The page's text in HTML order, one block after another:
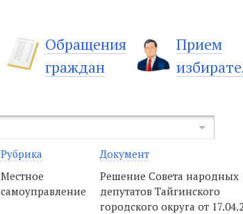
Обращения
граждан
Прием
Рубрика
Документ
Местное
самоуправление
Решение Совета народных
депутатов Тайгинского
городского округа от